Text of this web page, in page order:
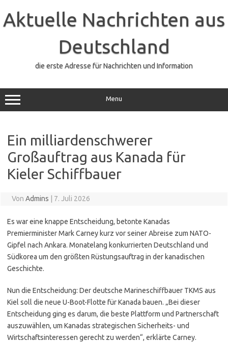
springen
Aktuelle Nachrichten aus
Deutschland
die erste Adresse für Nachrichten und Information
Menu
Ein milliardenschwerer
Großauftrag aus Kanada für
Kieler Schiffbauer
Von Admins 7. Juli 2026
Es war eine knappe Entscheidung, betonte Kanadas
Premierminister Mark Carney kurz vor seiner Abreise zum NATO-
Gipfel nach Ankara. Monatelang konkurrierten Deutschland und
Südkorea um den größten Rüstungsauftrag in der kanadischen
Geschichte.
Nun die Entscheidung: Der deutsche Marineschiffbauer TKMS aus
Kiel soll die neue U-Boot-Flotte für Kanada bauen. „Bei dieser
Entscheidung ging es darum, die beste Plattform und Partnerschaft
auszuwählen, um Kanadas strategischen Sicherheits- und
Wirtschaftsinteressen gerecht zu werden“, erklärte Carney.